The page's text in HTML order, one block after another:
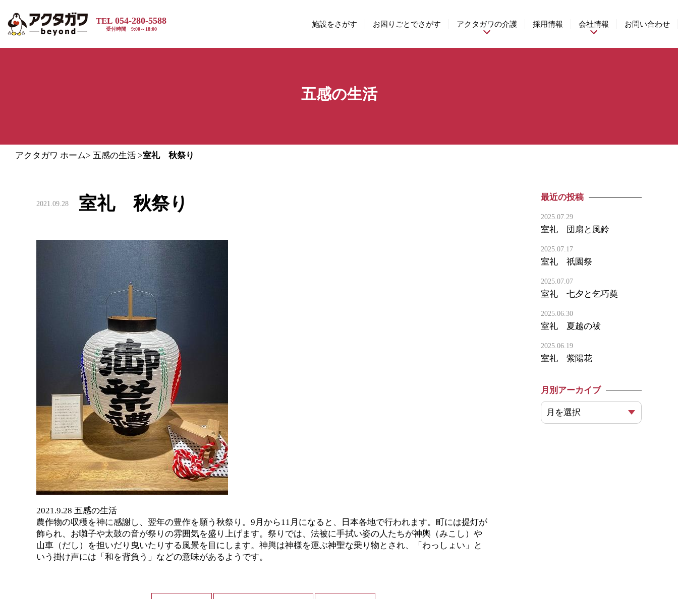
TEL 054-280-5588
受付時間 9:00～18:00
施設をさがす お困りごとでさがす アクタガワの介護 採用情報 会社情報 お問い合わせ
五感の生活
アクタガワ ホーム> 五感の生活 >室礼 秋祭り
2021.09.28 室礼 秋祭り
2021.9.28 五感の生活
農作物の収穫を神に感謝し、翌年の豊作を願う秋祭り。9月から11月になると、日本各地で行われます。町には提灯が
飾られ、お囃子や太鼓の音が祭りの雰囲気を盛り上げます。祭りでは、法被に手拭い姿の人たちが神輿（みこし）や
山車（だし）を担いだり曳いたりする風景を目にします。神輿は神様を運ぶ神聖な乗り物とされ、「わっしょい」と
いう掛け声には「和を背負う」などの意味があるようです。
最近の投稿
2025.07.29
室礼 団扇と風鈴
2025.07.17
室礼 祇園祭
2025.07.07
室礼 七夕と乞巧奠
2025.06.30
室礼 夏越の祓
2025.06.19
室礼 紫陽花
月別アーカイブ